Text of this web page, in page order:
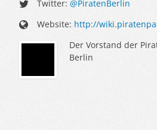
Twitter:@PiratenBerlin
Website: http://
Der Vorstand der
Berlin